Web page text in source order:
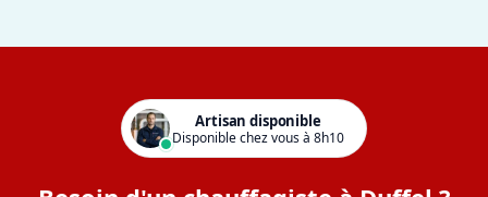
Artisan disponible
Disponible chez vous à 8h10